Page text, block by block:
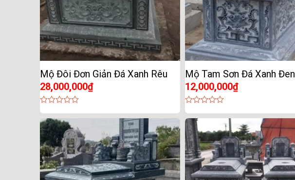
Mộ Đôi Đơn Giản Đá Xanh Rêu
28,000,000₫
0
out
of
5
Mộ Tam Sơn Đá Xanh Đen
12,000,000₫
0
out
of
5